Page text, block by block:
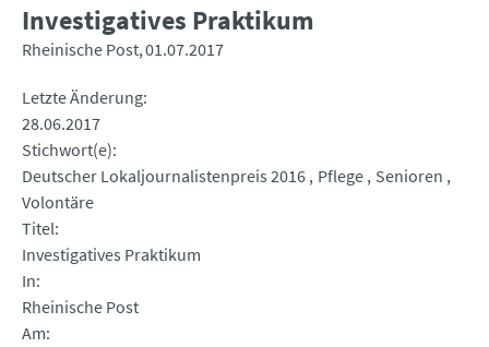
Investigatives Praktikum
Rheinische Post 01.07.2017
Letzte Änderung
28.06.2017
Stichwort(e)
Deutscher Lokaljournalistenpreis 2016 Pflege Senioren
Volontäre
Titel
Investigatives Praktikum
In
Rheinische Post
Am